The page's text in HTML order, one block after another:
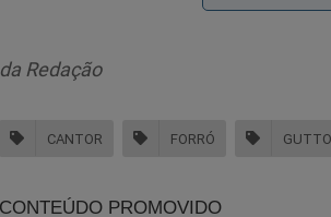
"Se ele não tivesse falecido,
Ela detalhou ainda que, entre os dias 21 e
crises de convulsão e falta de assistência
da Redação
CANTOR FORRÓ